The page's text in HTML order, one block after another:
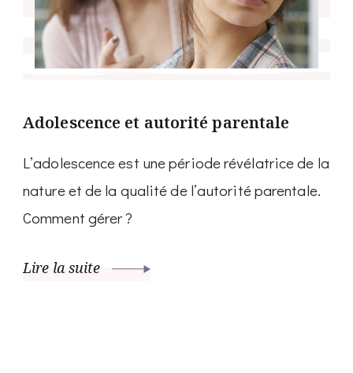
Adolescence et autorité parentale
L’adolescence est une période révélatrice de la
nature et de la qualité de l’autorité parentale.
Comment gérer ?
Lire la suite